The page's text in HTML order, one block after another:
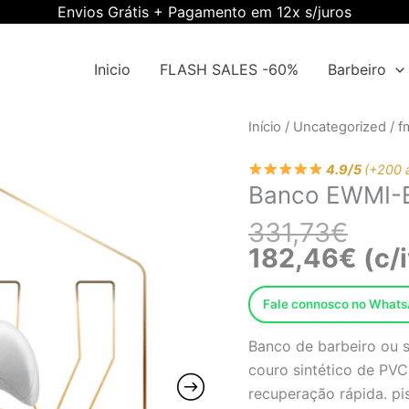
Envios Grátis + Pagamento em 12x s/juros
Inicio FLASH SALES -60% Barbeiro
Início / Uncategorized /
4.9/5 (+200
Banco EWMI-
331,73€
O
era:
O
atual
é:
182,46€ (c/
Fale connosco no
Banco de barbeiro ou
couro sintético de
recuperação rápida.